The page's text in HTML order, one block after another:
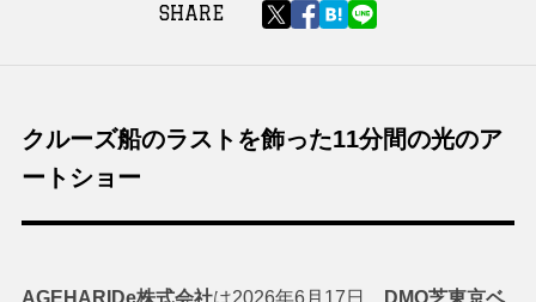
SHARE
クルーズ船のラストを飾った11分間の光のア
ートショー
AGEHARIDe株式会社は2026年6月17日、
DMO芝東京ベ